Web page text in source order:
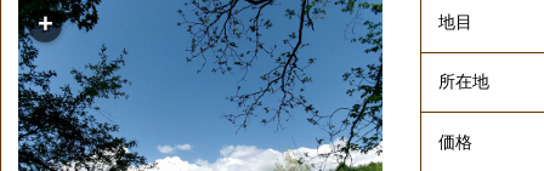
地目
所在地
価格